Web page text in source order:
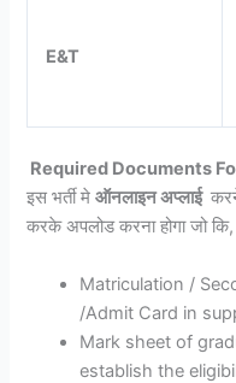
E&T
Required Documents
इस भर्ती मेऑनलाइन अप्लाई
करके अपलोड करना होगा जो कि,
Matriculation /
/Admit Card in
Mark sheet of
establish the